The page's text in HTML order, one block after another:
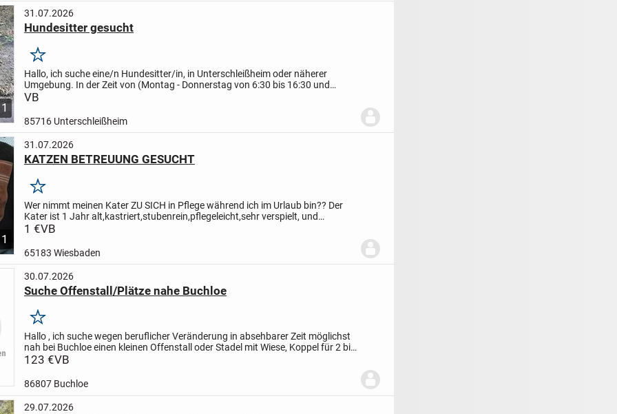
1
31.07.2026
Hundesitter gesucht
Merken
Hallo, ich suche eine/n Hundesitter/in, in Unterschleißheim oder näherer
Umgebung. In der Zeit von (Montag - Donnerstag von 6:30 bis 16:30 und
Freitag bis 13:30) um auf meine kleine Hündin aufzupassen...
VB
85716 Unterschleißheim
1
31.07.2026
KATZEN BETREUUNG GESUCHT
Merken
Wer nimmt meinen Kater ZU SICH in Pflege während ich im Urlaub bin?? Der
Kater ist 1 Jahr alt,kastriert,stubenrein,pflegeleicht,sehr verspielt, und
Menschenbezogen (KEIN Freigänger)
1 €VB
65183 Wiesbaden
30.07.2026
Suche Offenstall/Plätze nahe Buchloe
Merken
Hallo , ich suche wegen beruflicher Veränderung in absehbarer Zeit möglichst
nah bei Buchloe einen kleinen Offenstall oder Stadel mit Wiese, Koppel für 2 bis
4 Pferde als Selbstversorger zu pachten....
123 €VB
86807 Buchloe
29.07.2026